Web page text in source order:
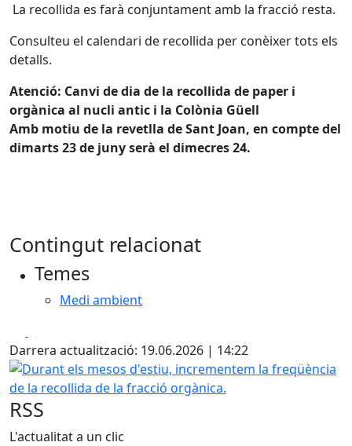
La recollida es farà conjuntament amb la fracció resta.
Consulteu el calendari de recollida per conèixer tots els
detalls.
Atenció: Canvi de dia de la recollida de paper i
orgànica al nucli antic i la Colònia Güell
Amb motiu de la revetlla de Sant Joan, en compte del
dimarts 23 de juny serà el dimecres 24.
Contingut relacionat
Temes
Medi ambient
Darrera actualització: 19.06.2026 | 14:22
Durant els mesos d'estiu, incrementem la freqüència de
RSS
L'actualitat a un clic